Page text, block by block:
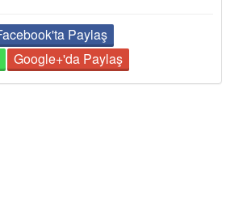
Paylaş
Google+'da Paylaş